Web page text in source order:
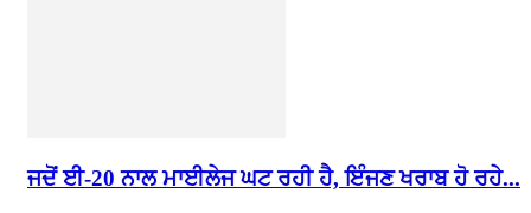
ਜਦੋਂ ਈ-20 ਨਾਲ ਮਾਈਲੇਜ ਘਟ ਰਹੀ ਹੈ, ਇੰਜਣ ਖਰਾਬ ਹੋ ਰਹੇ...